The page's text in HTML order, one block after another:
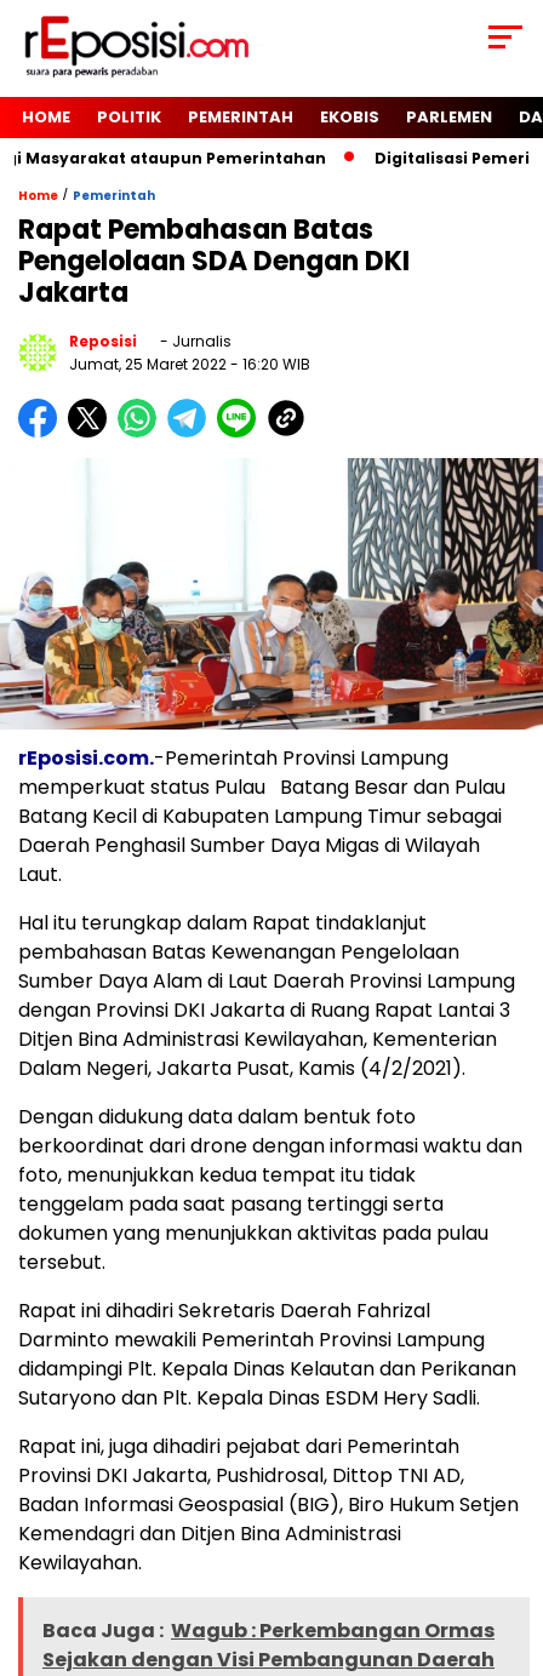
HOME POLITIK PEMERINTAH EKOBIS PARLEMEN
ataupun Pemerintahan Digitalisasi
Home / Pemerintah
Rapat Pembahasan Batas
Pengelolaan SDA Dengan DKI
Jakarta
Reposisi
- Jurnalis
Jumat, 25 Maret 2022- 16:20 WIB
rEposisi.com.-Pemerintah Provinsi Lampung
memperkuat status Pulau Batang Besar dan Pulau
Batang Kecil di Kabupaten Lampung Timur sebagai
Daerah Penghasil Sumber Daya Migas di Wilayah
Laut.
Hal itu terungkap dalam Rapat tindaklanjut
pembahasan Batas Kewenangan Pengelolaan
Sumber Daya Alam di Laut Daerah Provinsi Lampung
dengan Provinsi DKI Jakarta di Ruang Rapat Lantai 3
Ditjen Bina Administrasi Kewilayahan, Kementerian
Dalam Negeri, Jakarta Pusat, Kamis (4/2/2021).
Dengan didukung data dalam bentuk foto
berkoordinat dari drone dengan informasi waktu dan
foto, menunjukkan kedua tempat itu tidak
tenggelam pada saat pasang tertinggi serta
dokumen yang menunjukkan aktivitas pada pulau
tersebut.
Rapat ini dihadiri Sekretaris Daerah Fahrizal
Darminto mewakili Pemerintah Provinsi Lampung
didampingi Plt. Kepala Dinas Kelautan dan Perikanan
Sutaryono dan Plt. Kepala Dinas ESDM Hery Sadli.
Rapat ini, juga dihadiri pejabat dari Pemerintah
Provinsi DKI Jakarta, Pushidrosal, Dittop TNI AD,
Badan Informasi Geospasial (BIG), Biro Hukum Setjen
Kemendagri dan Ditjen Bina Administrasi
Kewilayahan.
Baca Juga : Wagub : Perkembangan Ormas
Sejakan dengan Visi Pembangunan Daerah